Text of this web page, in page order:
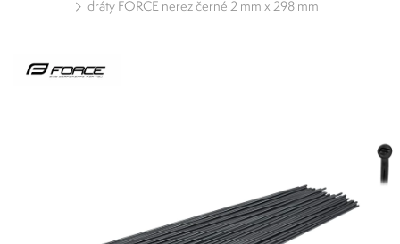
dráty FORCE nerez černé 2 mm x 298 mm